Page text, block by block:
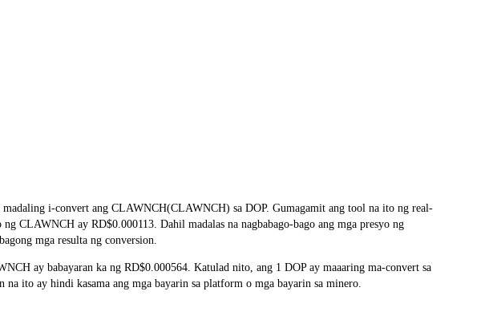
i-convert ang CLAWNCH(CLAWNCH) sa DOP. Gumagamit ang tool na ito ng real-
CLAWNCH ay RD$0.000113. Dahil madalas na nagbabago-bago ang mga presyo ng
mga resulta ng conversion.
ay babayaran ka ng RD$0.000564. Katulad nito, ang 1 DOP ay maaaring ma-convert sa
ito ay hindi kasama ang mga bayarin sa platform o mga bayarin sa minero.